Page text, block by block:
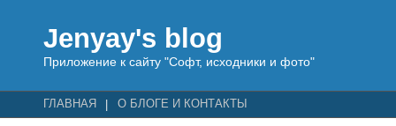
Jenyay's blog
Приложение к сайту "Софт, исходники и фото"
ГЛАВНАЯ О БЛОГЕ И КОНТАКТЫ